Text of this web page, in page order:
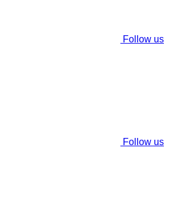
Follow us
Follow us